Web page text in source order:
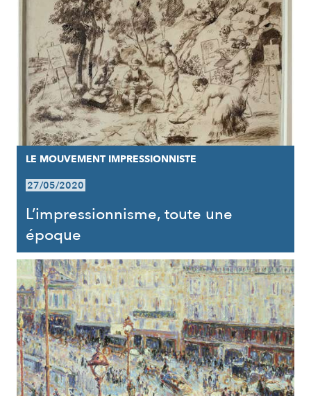
LE MOUVEMENT IMPRESSIONNISTE
27/05/2020
L’impressionnisme, toute une
époque